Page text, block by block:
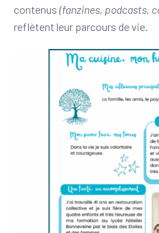
contenus (fanzines, podcasts,
reflètent leur parcours de vie.